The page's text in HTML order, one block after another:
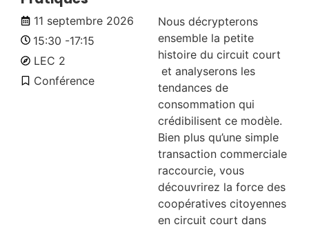
11 septembre 2026
15:30 -17:15
LEC 2
Conférence
Nous décrypterons
ensemble la petite
histoire du circuit court
et analyserons les
tendances de
consommation qui
crédibilisent ce modèle.
Bien plus qu’une simple
transaction commerciale
raccourcie, vous
découvrirez la force des
coopératives citoyennes
en circuit court dans